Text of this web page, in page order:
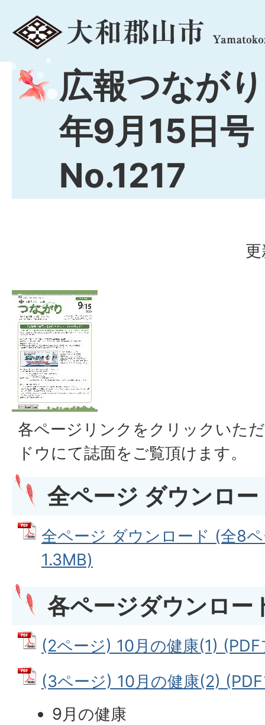
menu
広報つなが
年9月15日号
No.1217
各ページリンクをクリックいた
ドウにて誌面をご覧頂けます。
全ページ ダウンロ
全ページ ダウンロード (全8
1.3MB)
各ページダウンロー
(2ページ) 10月の健康(1)
(3ページ) 10月の健康(2)
9月の健康